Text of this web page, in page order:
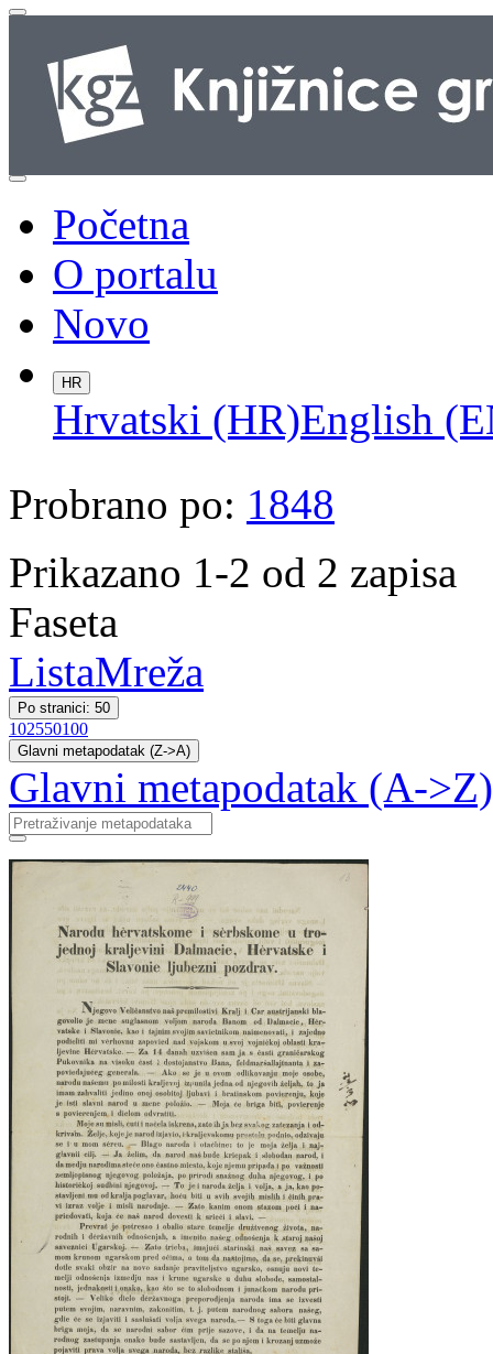
Početna
O portalu
Novo
HR
Hrvatski (HR)English
Probrano po: 1848
Prikazano 1-2 od 2 zapisa
Faseta
ListaMreža
Po stranici: 50
102550100
Glavni metapodatak (Z->A)
Glavni metapodatak (A->Z)